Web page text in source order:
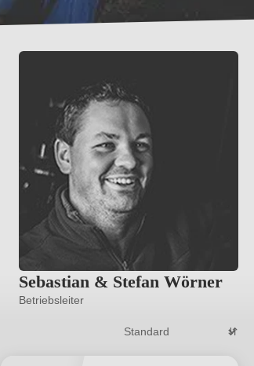
Sebastian & Stefan Wörner
Betriebsleiter